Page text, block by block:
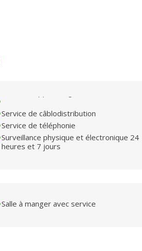
Service de câblodistribution
Service de téléphonie
Surveillance physique et électronique 24
heures et 7 jours
Salle à manger avec service